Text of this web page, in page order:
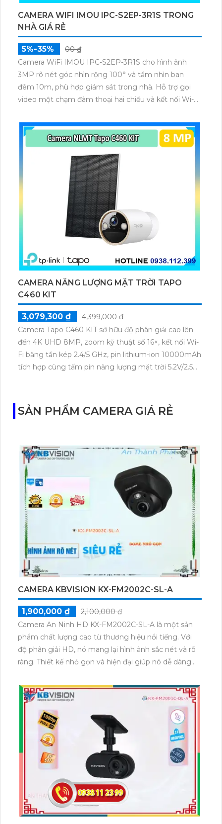
CAMERA WIFI IMOU IPC-S2EP-3R1S TRONG
NHÀ GIÁ RẺ
5%-35%
00 ₫
Camera WiFi IMOU IPC-S2EP-3R1S cho hình ảnh
3MP rõ nét góc nhìn rộng 100° và tầm nhìn ban
đêm 10m, phù hợp giám sát trong nhà. Hỗ trợ gọi
video một chạm đàm thoại hai chiều và kết nối Wi-Fi
microSD tối đa 256GB hoặc lưu đám mây dễ lắp đặt
cho gia đình và văn phòng nhỏ.
CAMERA NĂNG LƯỢNG MẶT TRỜI TAPO
C460 KIT
3,079,300 ₫
4,399,000 ₫
Camera Tapo C460 KIT sở hữu độ phân giải cao lên
đến 4K UHD 8MP, zoom kỹ thuật số 16×, kết nối Wi-
Fi băng tần kép 2.4/5 GHz, pin lithium-ion 10000mAh
tích hợp cùng tấm pin năng lượng mặt trời 5.2V/2.5W.
SẢN PHẨM CAMERA GIÁ RẺ
CAMERA KBVISION KX-FM2002C-SL-A
1,900,000 ₫
2,100,000 ₫
Camera An Ninh HD KX-FM2002C-SL-A là một sản
phẩm chất lượng cao từ thương hiệu nổi tiếng. Với
độ phân giải HD, nó mang lại hình ảnh sắc nét và rõ
ràng. Thiết kế nhỏ gọn và hiện đại giúp nó dễ dàng
công nghệ tiên tiến, camera này cung cấp giám sát
24/7 chính xác và tin cậy. Điều khiển từ xa và xem
qua mạng cũng có sẵn, giúp người dùng có thể theo
dõi từ xa bất cứ lúc nào. Được trang bị các tính năng
tiên tiến như chống nước, chống bụi, camera này
thích nghi với mọi điều kiện thời tiết và đáng tin cậy
cho việc bảo vệ nhà ở, văn phòng, cửa hàng và nhiều